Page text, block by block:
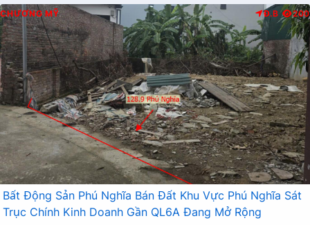
CHƯƠNG MỸ Đ.B 200
Bất Động Sản Phú Nghĩa Bán Đất Khu Vực Phú Nghĩa Sát
Trục Chính Kinh Doanh Gần QL6A Đang Mở Rộng